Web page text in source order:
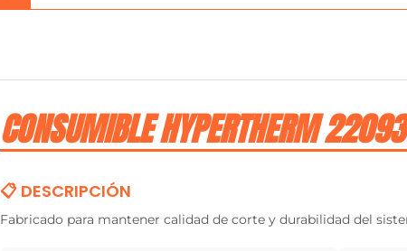
CONSUMIBLE HYPERTHERM
📋 DESCRIPCIÓN
Fabricado para mantener calidad de corte y durabilidad del